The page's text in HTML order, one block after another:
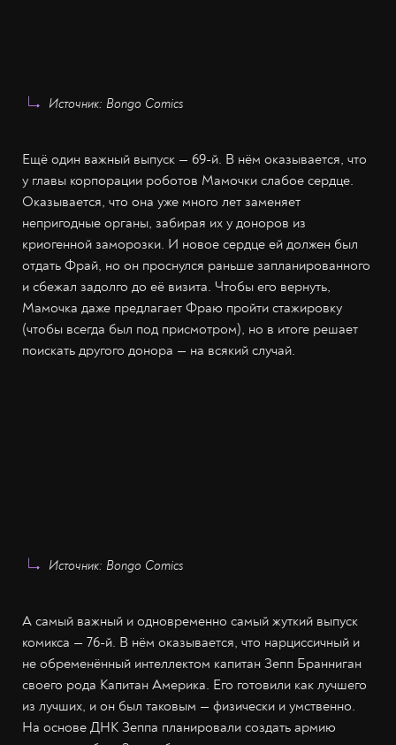
Источник: Bongo Comics
Ещё один важный выпуск — 69-й. В нём оказывается, что
у главы корпорации роботов Мамочки слабое сердце.
Оказывается, что она уже много лет заменяет
непригодные органы, забирая их у доноров из
криогенной заморозки. И новое сердце ей должен был
отдать Фрай, но он проснулся раньше запланированного
и сбежал задолго до её визита. Чтобы его вернуть,
Мамочка даже предлагает Фраю пройти стажировку
(чтобы всегда был под присмотром), но в итоге решает
поискать другого донора — на всякий случай.
Источник: Bongo Comics
А самый важный и одновременно самый жуткий выпуск
комикса — 76-й. В нём оказывается, что нарциссичный и
не обременённый интеллектом капитан Зепп Бранниган
своего рода Капитан Америка. Его готовили как лучшего
из лучших, и он был таковым — физически и умственно.
На основе ДНК Зеппа планировали создать армию